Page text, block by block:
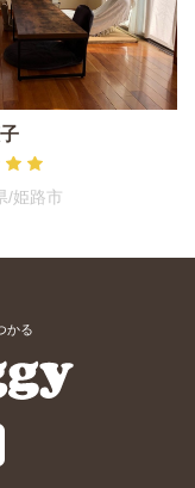
/姫路市
かる